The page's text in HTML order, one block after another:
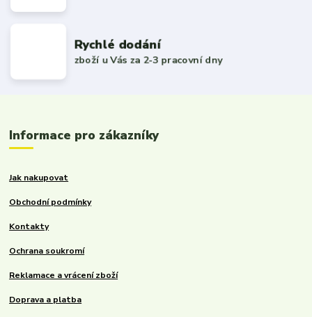
Rychlé dodání
zboží u Vás za 2-3 pracovní dny
Informace pro zákazníky
Jak nakupovat
Obchodní podmínky
Kontakty
Ochrana soukromí
Reklamace a vrácení zboží
Doprava a platba